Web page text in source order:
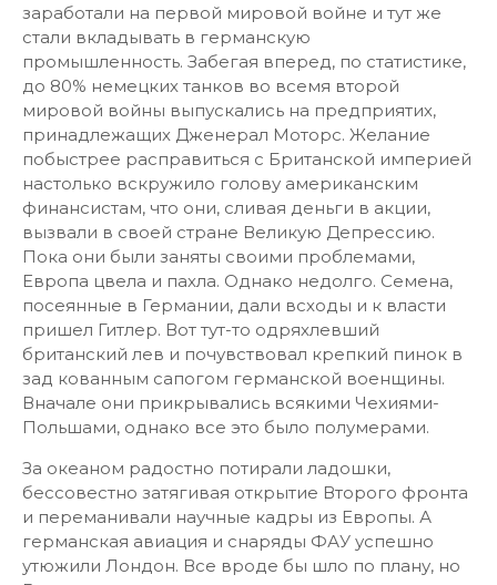
заработали на первой мировой войне и тут же
стали вкладывать в германскую
промышленность. Забегая вперед, по статистике,
до 80% немецких танков во всемя второй
мировой войны выпускались на предприятих,
принадлежащих Дженерал Моторс. Желание
побыстрее расправиться с Британской империей
настолько вскружило голову американским
финансистам, что они, сливая деньги в акции,
вызвали в своей стране Великую Депрессию.
Пока они были заняты своими проблемами,
Европа цвела и пахла. Однако недолго. Семена,
посеянные в Германии, дали всходы и к власти
пришел Гитлер. Вот тут-то одряхлевший
британский лев и почувствовал крепкий пинок в
зад кованным сапогом германской военщины.
Вначале они прикрывались всякими Чехиями-
Польшами, однако все это было полумерами.
За океаном радостно потирали ладошки,
бессовестно затягивая открытие Второго фронта
и переманивали научные кадры из Европы. А
германская авиация и снаряды ФАУ успешно
утюжили Лондон. Все вроде бы шло по плану, но